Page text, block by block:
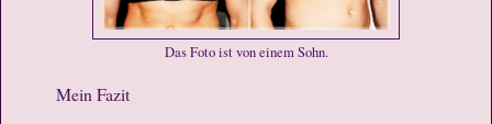
Das Foto ist von einem Sohn.
Mein Fazit